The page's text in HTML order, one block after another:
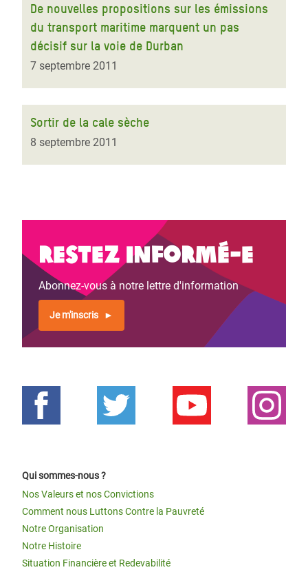
De nouvelles propositions sur les émissions
du transport maritime marquent un pas
décisif sur la voie de Durban
7 septembre 2011
Sortir de la cale sèche
8 septembre 2011
Restez informé-e
Abonnez-vous à notre lettre d'information
Je m'inscris
Qui sommes-nous ?
Nos Valeurs et nos Convictions
Comment nous Luttons Contre la Pauvreté
Notre Organisation
Notre Histoire
Situation Financière et Redevabilité